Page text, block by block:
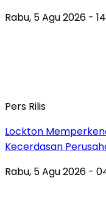
Rabu, 5 Agu 2026 -
Pers Rilis
Lockton
Kecerdasan
Rabu, 5 Agu 2026 -